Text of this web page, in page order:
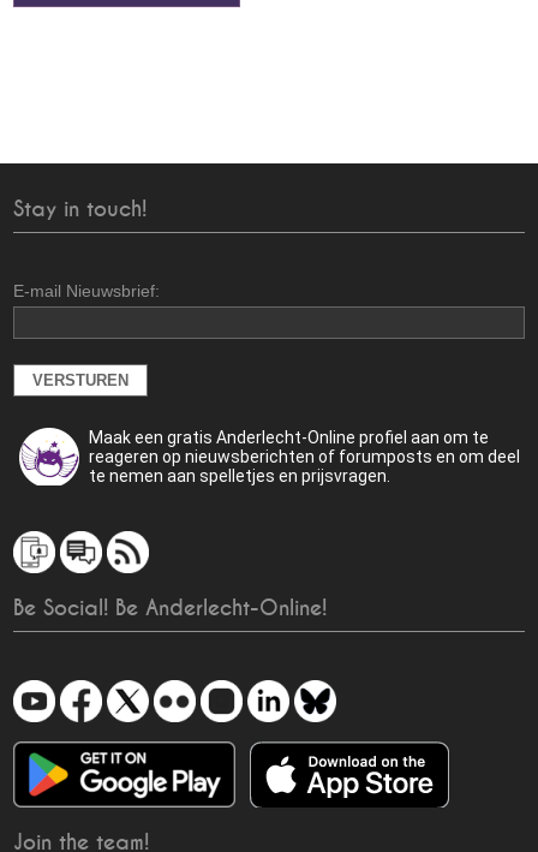
Stay in touch!
E-mail Nieuwsbrief:
Maak een gratis Anderlecht-Online profiel aan om te
reageren op nieuwsberichten of forumposts en om deel
te nemen aan spelletjes en prijsvragen.
Be Social! Be Anderlecht-Online!
Join the team!